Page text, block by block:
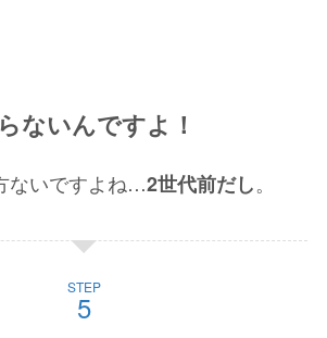
ないんですよ！
ないですよね…2世代前だし。
STEP